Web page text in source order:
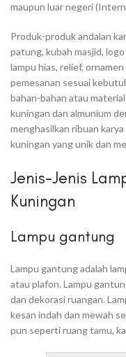
maupun luar negeri
Produk-produk andalan
patung, kubah masjid,
lampu hias, relief,
pemesanan sesuai
bahan-bahan atau
kuningan dan almunium
menghasilkan ribuan
kuningan yang unik dan
Jenis-Jenis
Kuningan
Lampu gantung
Lampu gantung adalah
atau plafon. Lampu
dan dekorasi ruangan.
kesan indah dan mewah
pun seperti ruang tamu,